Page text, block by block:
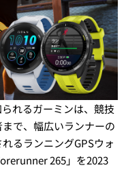
れるガーミンは、競技
で、幅広いランナーの
るランニングGPSウォ
265」を2023